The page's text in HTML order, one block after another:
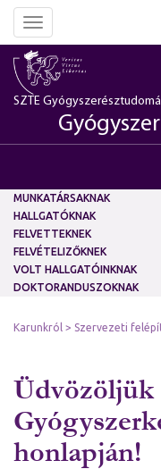
Toggle
navigation
SZTE
MUNKATÁRSAKNAK
HALLGATÓKNAK
FELVETTEKNEK
FELVÉTELIZŐKNEK
VOLT HALLGATÓINKNAK
DOKTORANDUSZOKNAK
Karunkról Szervezeti
Üdvözöljük
honlapján!